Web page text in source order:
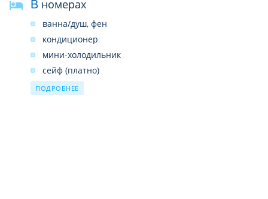
В номерах
ванна/душ, фен
кондиционер
мини-холодильник
сейф (платно)
ТВ
ПОДРОБНЕЕ